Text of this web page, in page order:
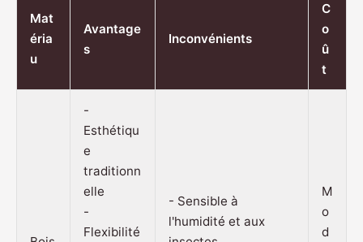
Mat
éria
u
Avantage
s
Inconvénients
C
o
û
t
-
Esthétiqu
e
traditionn
elle
-
Flexibilité
- Sensible à
l'humidité et aux
M
o
d